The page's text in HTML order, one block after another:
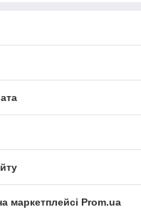
маркетплейсі Prom.ua